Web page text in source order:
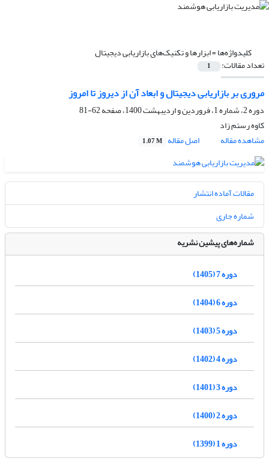
کلیدواژه‌ها =ابزارها و تکنیک‌های بازاریابی دیجیتال
تعداد مقالات: 1
مروری بر بازاریابی دیجیتال و ابعاد آن از دیروز تا امروز
دوره 2، شماره 1، فروردین و اردیبهشت 1400، صفحه
62-81
کاوه رستم زاد
مشاهده مقاله
اصل مقاله 1.07 M
مقالات آماده انتشار
شماره جاری
شماره‌های پیشین نشریه
دوره 7 (1405)
دوره 6 (1404)
دوره 5 (1403)
دوره 4 (1402)
دوره 3 (1401)
دوره 2 (1400)
دوره 1 (1399)